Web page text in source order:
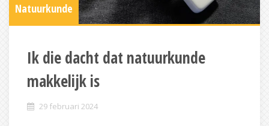
Natuurkunde
Ik die dacht dat natuurkunde
makkelijk is
29 februari 2024